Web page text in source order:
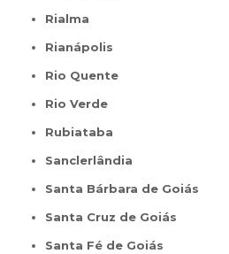
Rialma
Rianápolis
Rio Quente
Rio Verde
Rubiataba
Sanclerlândia
Santa Bárbara de Goiás
Santa Cruz de Goiás
Santa Fé de Goiás